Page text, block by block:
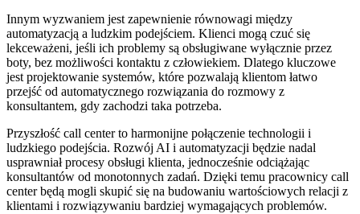
Innym wyzwaniem jest zapewnienie równowagi między
automatyzacją a ludzkim podejściem. Klienci mogą czuć się
lekceważeni, jeśli ich problemy są obsługiwane wyłącznie przez
boty, bez możliwości kontaktu z człowiekiem. Dlatego kluczowe
jest projektowanie systemów, które pozwalają klientom łatwo
przejść od automatycznego rozwiązania do rozmowy z
konsultantem, gdy zachodzi taka potrzeba.
Przyszłość call center to harmonijne połączenie technologii i
ludzkiego podejścia. Rozwój AI i automatyzacji będzie nadal
usprawniał procesy obsługi klienta, jednocześnie odciążając
konsultantów od monotonnych zadań. Dzięki temu pracownicy call
center będą mogli skupić się na budowaniu wartościowych relacji z
klientami i rozwiązywaniu bardziej wymagających problemów.